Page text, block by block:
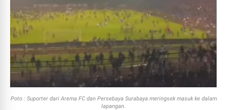
Poto : Suporter dari Arema FC dan Persebaya Surabaya meringsek masuk ke dalam
lapangan.